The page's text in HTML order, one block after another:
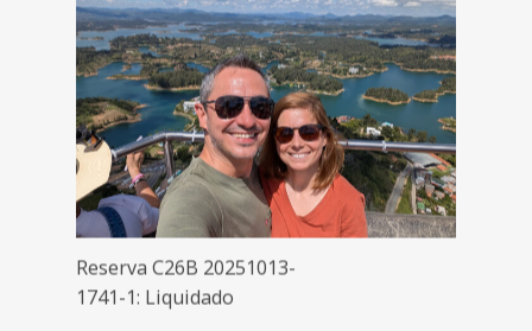
Reserva C26B 20251013-
1741-1: Liquidado